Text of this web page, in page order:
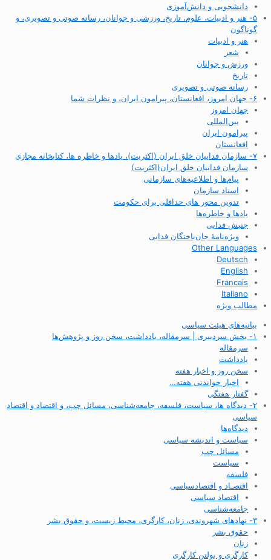
دانشجویی و دانش‌آموزی
۵- هنر و ادبیات، علوم، تاریخ، ورزشی و جوانان، رسانه صوتی و تصویری، و
گوناگون
هنر و ادبیات
شعر
ورزش و جوانان
تاریخ
رسانه صوتی و تصویری
۶- جهان امروز، افغانستان، پیرامون ایران، و نظرات شما
جهان امروز
بین‌المللی
پیرامون ایران
افغانستان
۷- سازمان فداییان خلق ایران (اکثریت)، یادها و خاطره ها، کتابخانه مجازی
سازمان فداییان خلق ایران(اکثریت)
پیام‌ها و اطلاعیه‌های سازمانی
اسناد سازمان
تدوین محور های حداقلی برای حکومت
یادها و خاطره‌ها
جنبش فدایی
ویژه‌نامهٔ جان‌باختگان فدایی
Other Languages
Deutsch
English
Francais
Italiano
مطالب ویژه
بیانیه‌های هیئت سیاسی
۱- بخش سردبیری | سرمقاله، یادداشت، سخن روز و پژوهش‌ها
سرمقاله
یادداشت
سخن روز و اخبار هفته
اخبار خواندنی هفته…
گفتار هفتگی
۲- دیدگاه ها، سیاست، فلسفه، جامعه‌شناسی، مسائل چپ، و اقتصاد و اقتصاد
سیاسی
دیدگاه‌ها
سیاست و اندیشه سیاسی
مسائل چپ
سیاست
فلسفه
اقتصـاد و اقتصاد‌سیاسی
اقتصاد سیاسی
جامعه‌شناسی
۳- نهادهای شهروندی، زنان، کارگری، محیط زیست، و حقوق بشر
حقوق بشر
زنان
کارگری و بولتن کارگری